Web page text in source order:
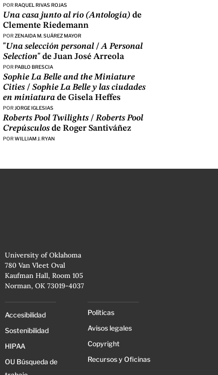
POR RAQUEL RIVAS ROJAS
Una casa junto al río (Antología) de
Clemente Riedemann
PORZENAIDA M. SUÁREZ MAYOR
"Una selección personal /A Personal
Selection" de Juan José Arreola
PORPABLO BRESCIA
Sophie La Belle and the Miniature
Cities /Sophie La Belle y las ciudades
en miniatura de Gisela Heffes
POR JORGE IGLESIAS
Roberts Pool Twilights /Roberts Pool
Crepúsculosde Roger Santiváñez
PORWILLIAM J. RYAN
University of Oklahoma
780 Van Vleet Oval
Kaufman Hall, Room 105
Norman, OK 73019-4037
Accesibilidad
Sostenibilidad
HIPAA
OU Búsqueda de
Políticas
Avisos legales
Copyright
Recursos y Oficinas